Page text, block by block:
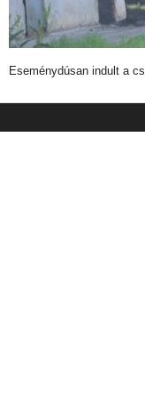
Eseménydúsan indult a